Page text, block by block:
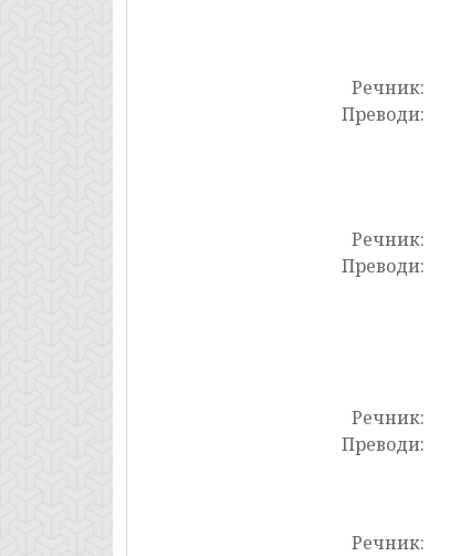
Речник:
Преводи:
Речник:
Преводи:
Речник:
Преводи:
Речник: